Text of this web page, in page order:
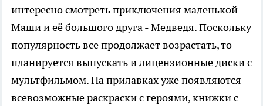
интересно смотреть приключения маленькой
Маши и её большого друга - Медведя. Поскольку
популярность все продолжает возрастать, то
планируется выпускать и лицензионные диски с
мультфильмом. На прилавках уже появляются
всевозможные раскраски с героями, книжки с